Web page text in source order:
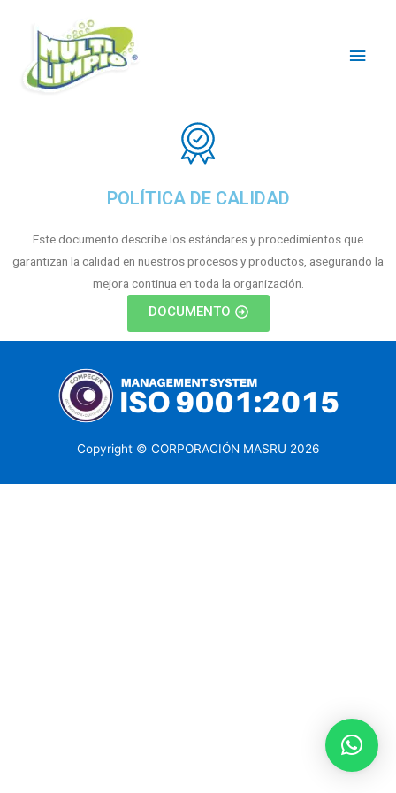
POLÍTICA DE CALIDAD
Este documento describe los estándares y procedimientos que
garantizan la calidad en nuestros procesos y productos, asegurando la
mejora continua en toda la organización.
DOCUMENTO
Copyright © CORPORACIÓN MASRU 2026